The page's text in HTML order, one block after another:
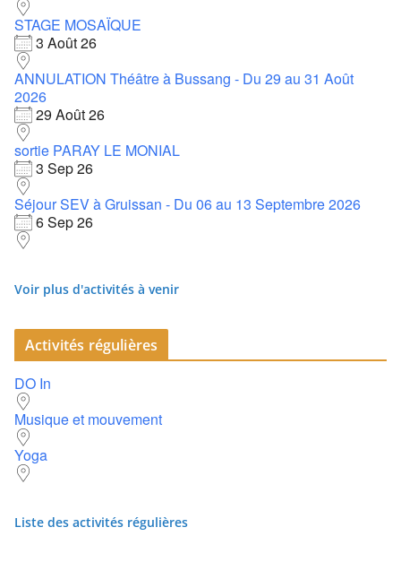
STAGE MOSAÏQUE
3 Août 26
ANNULATION Théâtre à Bussang - Du 29 au 31 Août
2026
29 Août 26
sortie PARAY LE MONIAL
3 Sep 26
Séjour SEV à Gruissan - Du 06 au 13 Septembre 2026
6 Sep 26
Voir plus d'activités à venir
Activités régulières
DO In
Musique et mouvement
Yoga
Liste des activités régulières